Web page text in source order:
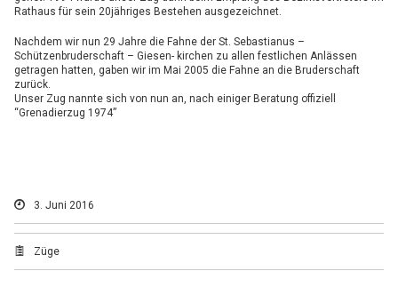
Rathaus für sein 20jähriges Bestehen ausgezeichnet.
Nachdem wir nun 29 Jahre die Fahne der St. Sebastianus –
Schützenbruderschaft – Giesen- kirchen zu allen festlichen Anlässen
getragen hatten, gaben wir im Mai 2005 die Fahne an die Bruderschaft
zurück.
Unser Zug nannte sich von nun an, nach einiger Beratung offiziell
“Grenadierzug 1974”
3. Juni 2016
Züge